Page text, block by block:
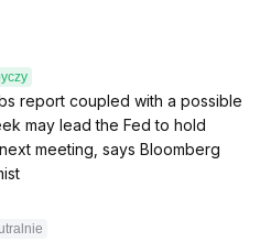
report coupled with a possible
may lead the Fed to hold
meeting, says Bloomberg